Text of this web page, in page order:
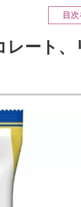
目
ート、